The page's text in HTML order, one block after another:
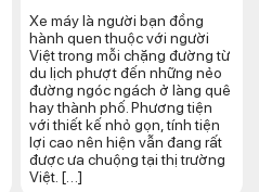
Xe máy là người bạn đồng
hành quen thuộc với người
Việt trong mỗi chặng đường từ
du lịch phượt đến những nẻo
đường ngóc ngách ở làng quê
hay thành phố. Phương tiện
với thiết kế nhỏ gọn, tính tiện
lợi cao nên hiện vẫn đang rất
được ưa chuộng tại thị trường
Việt. […]